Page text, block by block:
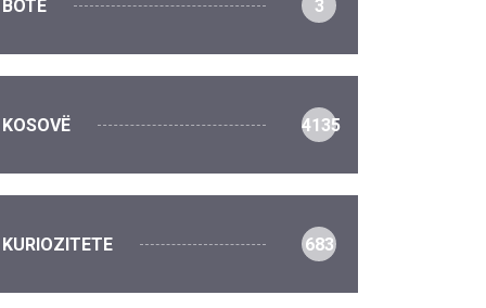
BOTË 3
KOSOVË 4135
KURIOZITETE 683